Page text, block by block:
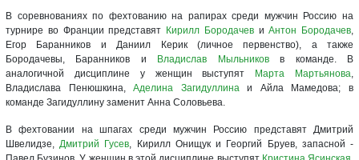
В соревнованиях по фехтованию на рапирах среди мужчин Россию на
турнире во Франции представят Кирилл БородачевиАнтон Бородачев,
Егор Баранников и Даниил Керик (личное первенство), а также
Бородачевы, Баранников и
Владислав Мыльниковв команде. В
аналогичной дисциплине у женщин выступят
Марта Мартьянова,
Владислава Пенюшкина,Аделина Загидуллинаи Айла Мамедова; в
команде Загидуллину заменит Анна Соловьева.
В фехтовании на шпагах среди мужчин Россию представят Дмитрий
Швелидзе,Дмитрий Гусев, Кирилл Онищук и Георгий Бруев, запасной -